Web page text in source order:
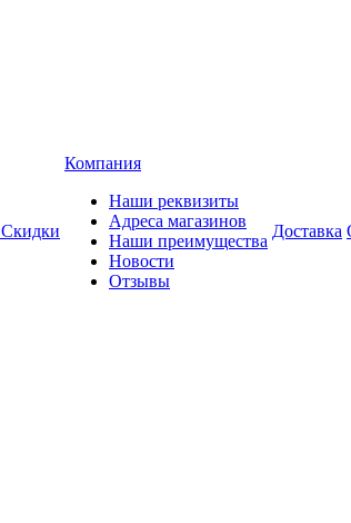
Скидки
Компания
Наши реквизиты
Адреса магазинов
Наши преимущества
Новости
Отзывы
Доставка